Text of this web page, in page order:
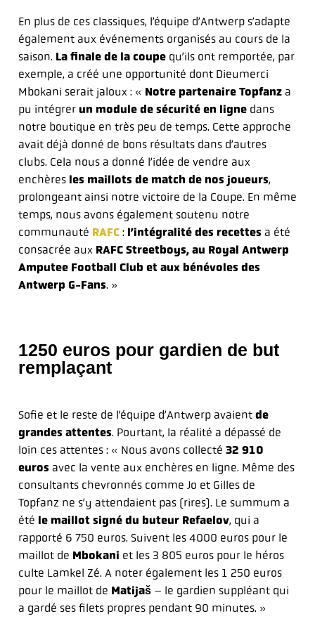
En plus de ces classiques, l’équipe d’Antwerp s’adapte
également aux événements organisés au cours de la
saison. La finale de la coupe qu’ils ont remportée, par
exemple, a créé une opportunité dont Dieumerci
Mbokani serait jaloux : « Notre partenaire Topfanza
pu intégrerun module de sécurité en ligne dans
notre boutique en très peu de temps. Cette approche
avait déjà donné de bons résultats dans d’autres
clubs. Cela nous a donné l’idée de vendre aux
enchères les maillots de match de nos joueurs,
prolongeant ainsi notre victoire de la Coupe. En même
temps, nous avons également soutenu notre
communauté RAFC: l’intégralité des recettes a été
consacrée aux RAFC Streetboys, au Royal Antwerp
Amputee Football Club et aux bénévoles des
Antwerp G-Fans. »
1250 euros pour gardien de but
remplaçant
Sofie et le reste de l’équipe d’Antwerp avaientde
grandes attentes. Pourtant, la réalité a dépassé de
loin ces attentes : « Nous avons collecté 32 910
euros avec la vente aux enchères en ligne. Même des
consultants chevronnés comme Jo et Gilles de
Topfanz ne s’y attendaient pas (rires). Le summum a
été le maillot signé du buteur Refaelov, qui a
rapporté 6 750 euros. Suivent les 4000 euros pour le
maillot de Mbokani et les 3 805 euros pour le héros
culte Lamkel Zé. A noter également les 1 250 euros
pour le maillot de Matijaš – le gardien suppléant qui
a gardé ses filets propres pendant 90 minutes. »